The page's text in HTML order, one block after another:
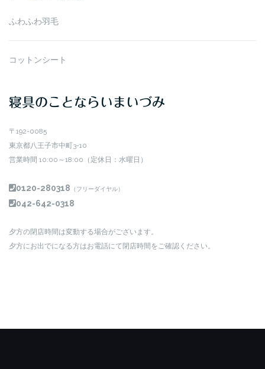
ふわふわ羽毛
コットンシート
寝具のことならいまいづみ
〒192-0085
東京都八王子市中町3-10
営業時間 10:00～18:00（定休日：水曜日）
0120-280318 （フリーダイヤル）
042-642-0318
夕方の閉店時間は変動する場合がございます。
夕方にお出でになる方はお電話にて閉店時間をご確認ください。